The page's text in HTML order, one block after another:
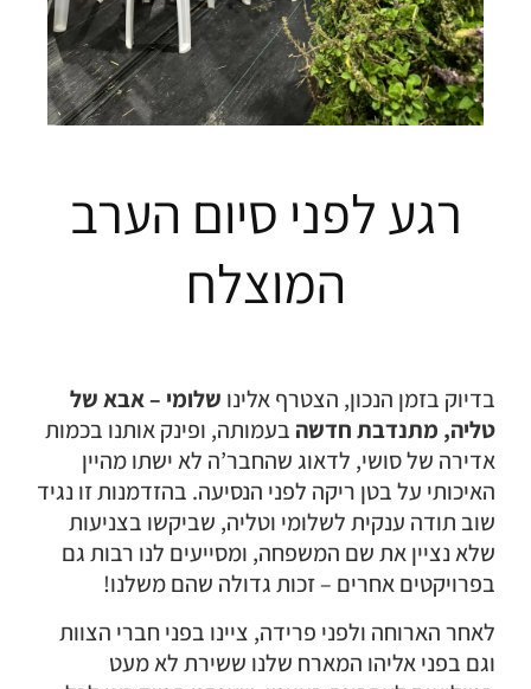
רגע לפני סיום הערב
המוצלח
בדיוק בזמן הנכון, הצטרף אלינו שלומי – אבא של
טליה, מתנדבת חדשה בעמותה, ופינק אותנו בכמות
אדירה של סושי, לדאוג שהחבר’ה לא ישתו מהיין
האיכותי על בטן ריקה לפני הנסיעה. בהזדמנות זו נגיד
שוב תודה ענקית לשלומי וטליה, שביקשו בצניעות
שלא נציין את שם המשפחה, ומסייעים לנו רבות גם
בפרויקטים אחרים – זכות גדולה שהם משלנו!
לאחר הארוחה ולפני פרידה, ציינו בפני חברי הצוות
וגם בפני אליהו המארח שלנו ששירת לא מעט